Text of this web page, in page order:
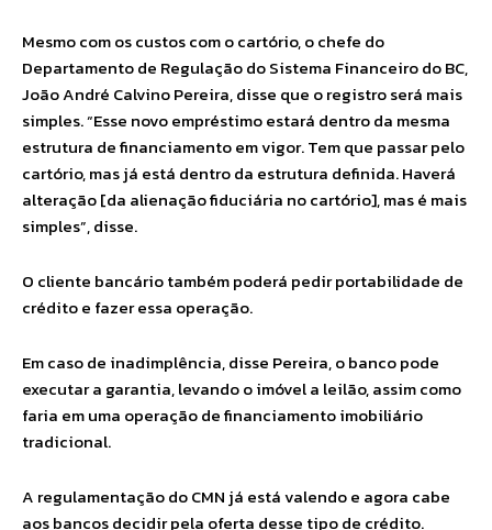
Mesmo com os custos com o cartório, o chefe do
Departamento de Regulação do Sistema Financeiro do BC,
João André Calvino Pereira, disse que o registro será mais
simples. “Esse novo empréstimo estará dentro da mesma
estrutura de financiamento em vigor. Tem que passar pelo
cartório, mas já está dentro da estrutura definida. Haverá
alteração [da alienação fiduciária no cartório], mas é mais
simples”, disse.
O cliente bancário também poderá pedir portabilidade de
crédito e fazer essa operação.
Em caso de inadimplência, disse Pereira, o banco pode
executar a garantia, levando o imóvel a leilão, assim como
faria em uma operação de financiamento imobiliário
tradicional.
A regulamentação do CMN já está valendo e agora cabe
aos bancos decidir pela oferta desse tipo de crédito.